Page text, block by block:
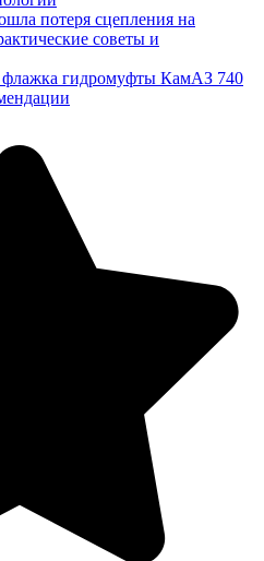
потеря сцепления на
советы и
гидромуфты КамАЗ 740